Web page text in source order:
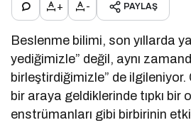
+ - PAYLAŞ
Beslenme bilimi, son yıllarda
yediğimizle” değil, aynı
birleştirdiğimizle” de ilgileniyor.
bir araya geldiklerinde tıpkı bir
enstrümanları gibi birbirinin